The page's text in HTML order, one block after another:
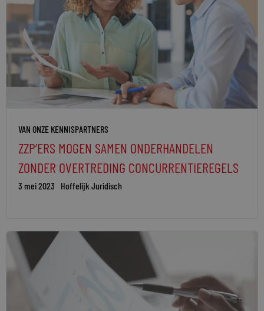
VAN ONZE KENNISPARTNERS
ZZP’ERS MOGEN SAMEN ONDERHANDELEN
ZONDER OVERTREDING CONCURRENTIEREGELS
3 mei 2023 Hoffelijk Juridisch